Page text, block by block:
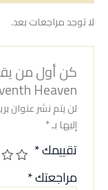
لا توجد مراجعات بعد.
كن أول من
Heaven”
لن يتم نشر عنوان
إليها بـ*
تقييمك*
مراجعتك*